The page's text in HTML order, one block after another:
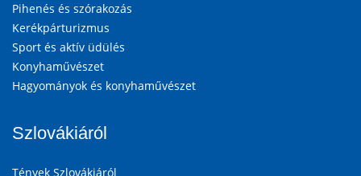
Pihenés és szórakozás
Kerékpárturizmus
Sport és aktív üdülés
Konyhaművészet
Hagyományok és konyhaművészet
Szlovákiáról
Tények Szlovákiáról